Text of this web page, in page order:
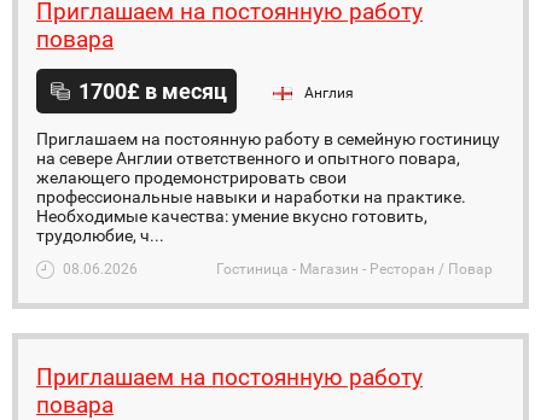
Приглашаем на постоянную работу
повара
1700£ в месяц Англия
Приглашаем на постоянную работу в семейную гостиницу
на севере Англии ответственного и опытного повара,
желающего продемонстрировать свои
профессиональные навыки и наработки на практике.
Необходимые качества: умение вкусно готовить,
трудолюбие, ч...
08.06.2026 Гостиница - Магазин - Ресторан / Повар
Приглашаем на постоянную работу
повара